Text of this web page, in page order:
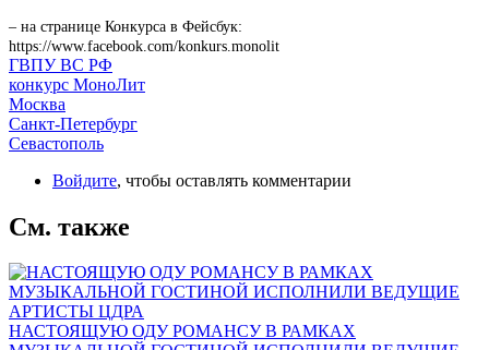
– на странице Конкурса в Фейсбук:
https://www.facebook.com/konkurs.monolit
ГВПУ ВС РФ
конкурс МоноЛит
Москва
Санкт-Петербург
Севастополь
Войдите, чтобы оставлять комментарии
См. также
НАСТОЯЩУЮ ОДУ РОМАНСУ В РАМКАХ